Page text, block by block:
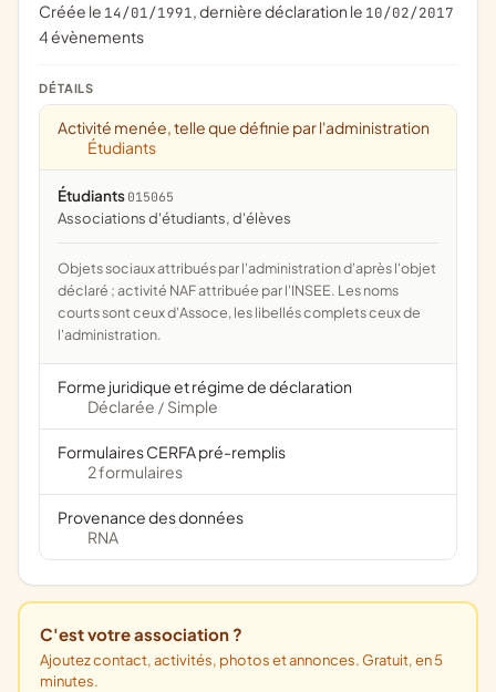
Créée le 14/01/1991, dernière déclaration le 10/02/2017
4 évènements
DÉTAILS
Activité menée, telle que définie par l'administration
Étudiants
Étudiants 015065
associations d'étudiants, d'élèves
Objets sociaux attribués par l'administration d'après l'objet
déclaré ; activité NAF attribuée par l'INSEE. Les noms
courts sont ceux d'Assoce, les libellés complets ceux de
l'administration.
Forme juridique et régime de déclaration
Déclarée / Simple
Formulaires CERFA pré-remplis
2 formulaires
Provenance des données
RNA
C'est votre association ?
Ajoutez contact, activités, photos et annonces. Gratuit, en 5
minutes.